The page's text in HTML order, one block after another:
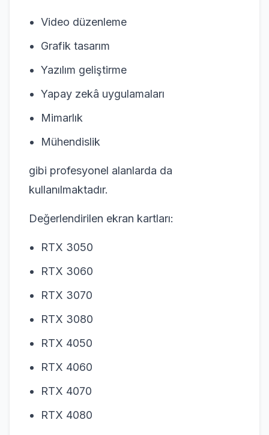
Video düzenleme
Grafik tasarım
Yazılım geliştirme
Yapay zekâ uygulamaları
Mimarlık
Mühendislik
gibi profesyonel alanlarda da
kullanılmaktadır.
Değerlendirilen ekran kartları:
RTX 3050
RTX 3060
RTX 3070
RTX 3080
RTX 4050
RTX 4060
RTX 4070
RTX 4080